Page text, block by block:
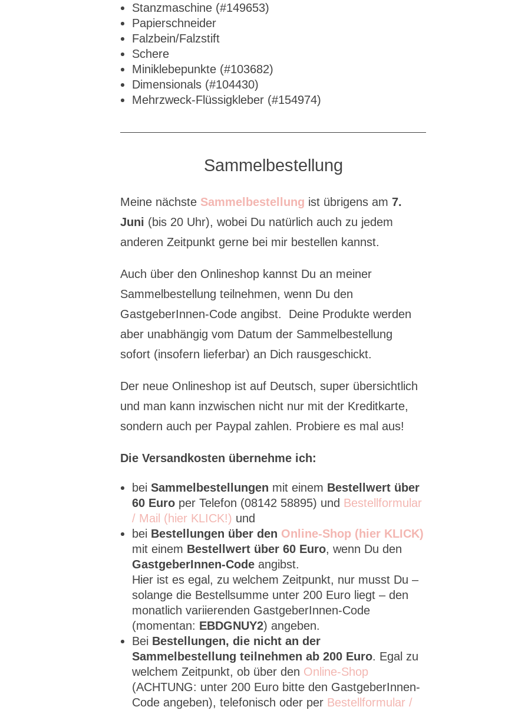
Stanzmaschine (#149653)
Papierschneider
Falzbein/Falzstift
Schere
Miniklebepunkte (#103682)
Dimensionals (#104430)
Mehrzweck-Flüssigkleber (#154974)
Sammelbestellung
Meine nächste Sammelbestellung ist übrigens am7.
Juni (bis 20 Uhr), wobei Du natürlich auch zu jedem
anderen Zeitpunkt gerne bei mir bestellen kannst.
Auch über den Onlineshop kannst Du an meiner
Sammelbestellung teilnehmen, wenn Du den
GastgeberInnen-Code angibst. Deine Produkte werden
aber unabhängig vom Datum der Sammelbestellung
sofort (insofern lieferbar) an Dich rausgeschickt.
Der neue Onlineshop ist auf Deutsch, super übersichtlich
und man kann inzwischen nicht nur mit der Kreditkarte,
sondern auch per Paypal zahlen. Probiere es mal aus!
Die Versandkosten übernehme ich:
beiSammelbestellungen mit einem Bestellwert über
60 Euro per Telefon (08142 58895) und Bestellformular
/ Mail (hier KLICK!) und
bei Bestellungen über den Online-Shop (hier KLICK)
mit einem Bestellwert über 60 Euro, wenn Du den
GastgeberInnen-Code angibst.
Hier ist es egal, zu welchem Zeitpunkt, nur musst Du –
solange die Bestellsumme unter 200 Euro liegt – den
monatlich variierenden GastgeberInnen-Code
(momentan: EBDGNUY2) angeben.
Bei Bestellungen, die nicht an der
Sammelbestellung teilnehmen ab 200 Euro. Egal zu
welchem Zeitpunkt, ob über den Online-Shop
(ACHTUNG: unter 200 Euro bitte den GastgeberInnen-
Code angeben), telefonisch oder per Bestellformular /